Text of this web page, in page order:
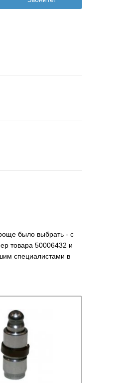
было выбрать - с
товара 50006432 и
специалистами в